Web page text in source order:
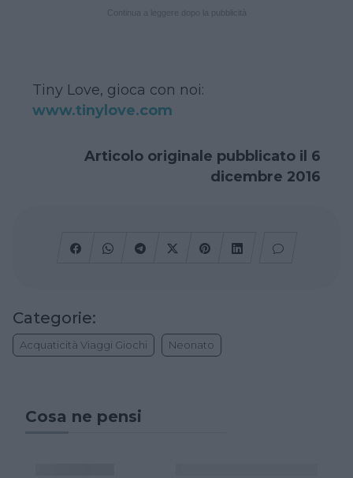
Tiny Love, gioca con noi:
www.tinylove.com
Articolo originale pubblicato il 6
dicembre 2016
Categorie:
Acquaticità Viaggi Giochi Neonato
Cosa ne pensi